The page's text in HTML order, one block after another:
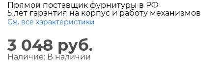
Прямой поставщик фурнитуры в РФ
5 лет гарантия на корпус и работу механизмов
См. все характеристики
3 048 руб.
Наличие: В наличии